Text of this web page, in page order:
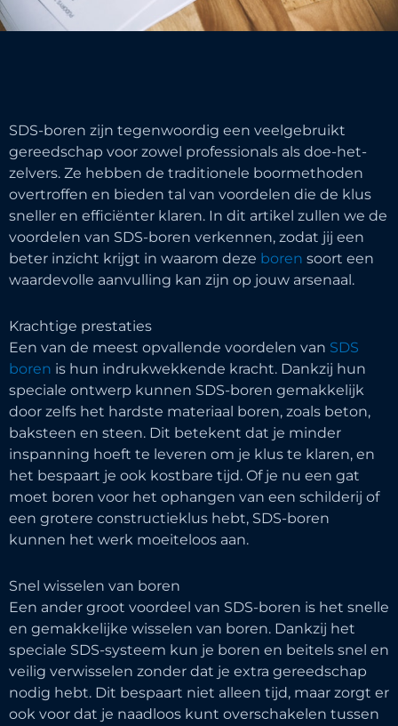
SDS-boren zijn tegenwoordig een veelgebruikt
gereedschap voor zowel professionals als doe-het-
zelvers. Ze hebben de traditionele boormethoden
overtroffen en bieden tal van voordelen die de klus
sneller en efficiënter klaren. In dit artikel zullen we de
voordelen van SDS-boren verkennen, zodat jij een
beter inzicht krijgt in waarom deze boren soort een
waardevolle aanvulling kan zijn op jouw arsenaal.
Krachtige prestaties
Een van de meest opvallende voordelen van SDS
boren is hun indrukwekkende kracht. Dankzij hun
speciale ontwerp kunnen SDS-boren gemakkelijk
door zelfs het hardste materiaal boren, zoals beton,
baksteen en steen. Dit betekent dat je minder
inspanning hoeft te leveren om je klus te klaren, en
het bespaart je ook kostbare tijd. Of je nu een gat
moet boren voor het ophangen van een schilderij of
een grotere constructieklus hebt, SDS-boren
kunnen het werk moeiteloos aan.
Snel wisselen van boren
Een ander groot voordeel van SDS-boren is het snelle
en gemakkelijke wisselen van boren. Dankzij het
speciale SDS-systeem kun je boren en beitels snel en
veilig verwisselen zonder dat je extra gereedschap
nodig hebt. Dit bespaart niet alleen tijd, maar zorgt er
ook voor dat je naadloos kunt overschakelen tussen